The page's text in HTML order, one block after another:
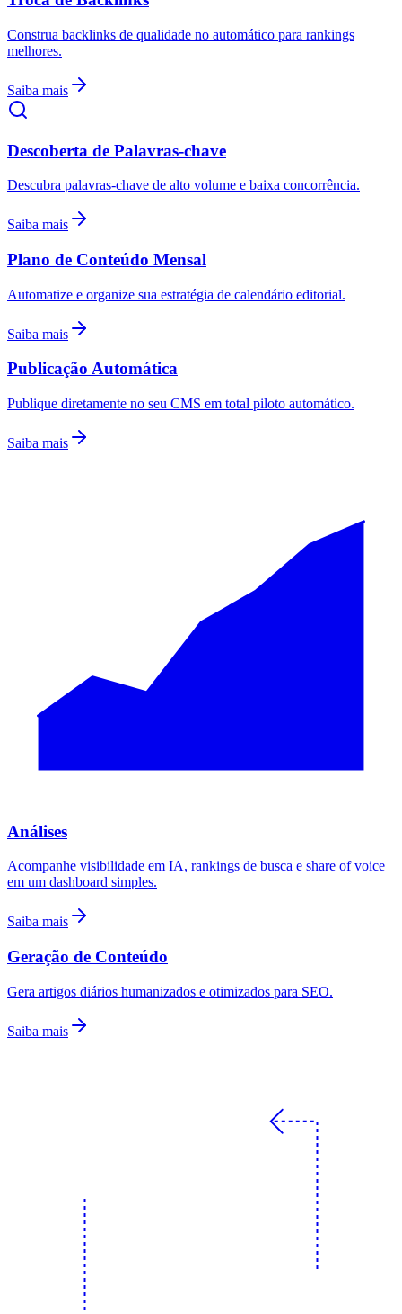
Construa backlinks de qualidade no automático para rankings
melhores.
Saiba mais
Descoberta de Palavras-chave
Descubra palavras-chave de alto volume e baixa concorrência.
Saiba mais
Plano de Conteúdo Mensal
Automatize e organize sua estratégia de calendário editorial.
Saiba mais
Publicação Automática
Publique diretamente no seu CMS em total piloto automático.
Saiba mais
Análises
Acompanhe visibilidade em IA, rankings de busca e share of voice
em um dashboard simples.
Saiba mais
Geração de Conteúdo
Gera artigos diários humanizados e otimizados para SEO.
Saiba mais